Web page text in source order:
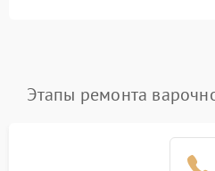
Этапы ремонта